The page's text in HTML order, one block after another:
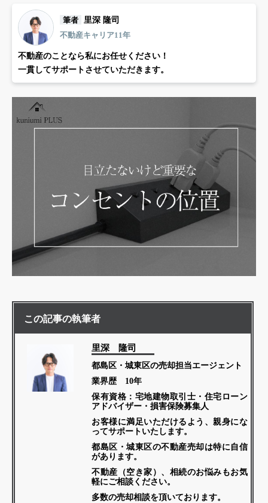
筆者 里深 隆司
不動産キャリア11年
不動産のことなら私にお任せください！
一貫してサポートさせていただきます。
この記事の執筆者
里深 隆司
都島区・城東区の売却担当エージェント
業界歴 10年
保有資格：宅地建物取引士・住宅ローン
アドバイザー・損害保険募集人
お客様に満足いただけるよう、親身にな
ってサポートいたします。
都島区・城東区の不動産売却は特に自信
があります。
不動産（空き家）、相続のお悩みもお気
軽にご相談ください。
多数の売却相談を頂いております。